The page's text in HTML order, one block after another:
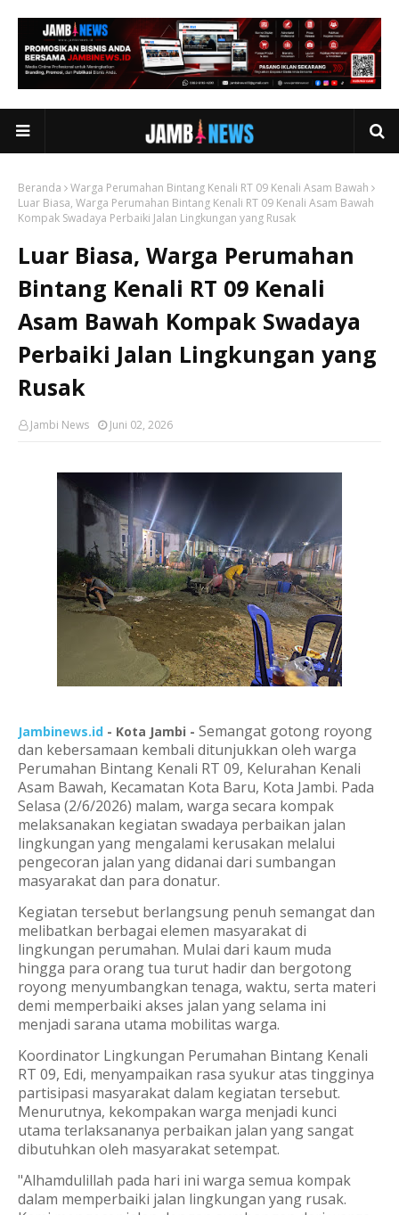
Beranda
Warga Perumahan Bintang Kenali RT 09 Kenali Asam Bawah
Luar Biasa, Warga Perumahan Bintang Kenali RT 09 Kenali Asam Bawah
Kompak Swadaya Perbaiki Jalan Lingkungan yang Rusak
Luar Biasa, Warga Perumahan
Bintang Kenali RT 09 Kenali
Asam Bawah Kompak Swadaya
Perbaiki Jalan Lingkungan yang
Rusak
Jambi News Juni 02, 2026
Jambinews.id - Kota Jambi - Semangat gotong royong
dan kebersamaan kembali ditunjukkan oleh warga
Perumahan Bintang Kenali RT 09, Kelurahan Kenali
Asam Bawah, Kecamatan Kota Baru, Kota Jambi. Pada
Selasa (2/6/2026) malam, warga secara kompak
melaksanakan kegiatan swadaya perbaikan jalan
lingkungan yang mengalami kerusakan melalui
pengecoran jalan yang didanai dari sumbangan
masyarakat dan para donatur.
Kegiatan tersebut berlangsung penuh semangat dan
melibatkan berbagai elemen masyarakat di
lingkungan perumahan. Mulai dari kaum muda
hingga para orang tua turut hadir dan bergotong
royong menyumbangkan tenaga, waktu, serta materi
demi memperbaiki akses jalan yang selama ini
menjadi sarana utama mobilitas warga.
Koordinator Lingkungan Perumahan Bintang Kenali
RT 09, Edi, menyampaikan rasa syukur atas tingginya
partisipasi masyarakat dalam kegiatan tersebut.
Menurutnya, kekompakan warga menjadi kunci
utama terlaksananya perbaikan jalan yang sangat
dibutuhkan oleh masyarakat setempat.
"Alhamdulillah pada hari ini warga semua kompak
dalam memperbaiki jalan lingkungan yang rusak.